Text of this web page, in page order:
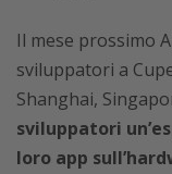
Il mese prossimo
sviluppatori a
Shanghai,
sviluppatori
loro app